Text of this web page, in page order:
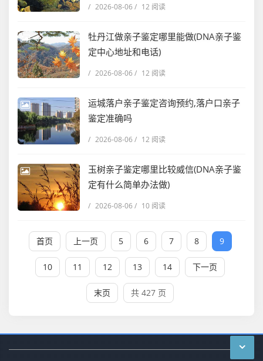
/ 2026-08-06/ 12 阅读
牡丹江做亲子鉴定哪里能做(DNA亲子鉴
定中心地址和电话)
/ 2026-08-06/ 12 阅读
运城落户亲子鉴定咨询预约,落户口亲子
鉴定准确吗
/ 2026-08-06/ 12 阅读
玉树亲子鉴定哪里比较威信(DNA亲子鉴
定有什么简单办法做)
/ 2026-08-06/ 10 阅读
首页 上一页 5 6 7 8 9
10 11 12 13 14 下一页
末页 共 427 页